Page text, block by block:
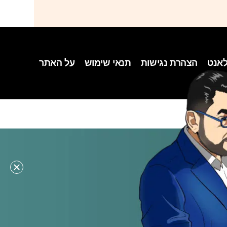
הצהרת נגישות תנאי שימוש על האתר